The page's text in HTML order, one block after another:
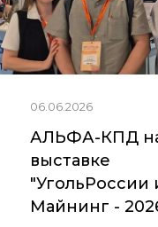
06.06.2026
АЛЬФА-КПД
выставке
"УгольРоссии
Майнинг -